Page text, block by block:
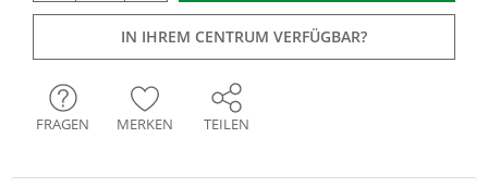
IN IHREM CENTRUM VERFÜGBAR?
FRAGEN MERKEN TEILEN